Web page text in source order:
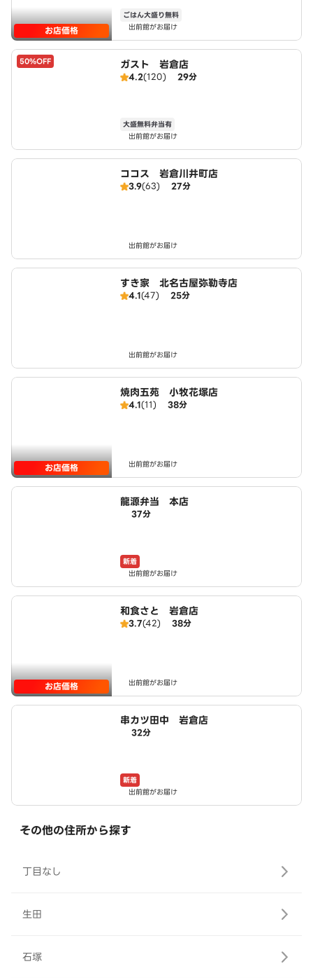
お店価格
ごはん大盛り無料
出前館がお届け
50%OFF ガスト 岩倉店
4.2(120) 29分
大盛無料弁当有
出前館がお届け
ココス 岩倉川井町店
3.9(63) 27分
出前館がお届け
すき家 北名古屋弥勒寺店
4.1(47) 25分
出前館がお届け
お店価格
焼肉五苑 小牧花塚店
4.1(11) 38分
出前館がお届け
龍源弁当 本店
37分
新着
出前館がお届け
お店価格
和食さと 岩倉店
3.7(42) 38分
出前館がお届け
串カツ田中 岩倉店
32分
新着
出前館がお届け
その他の住所から探す
丁目なし
生田
石塚